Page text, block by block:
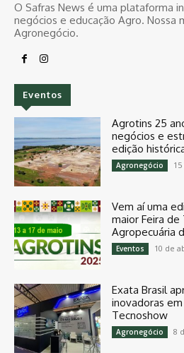
O Safras News é uma plataforma
negócios e educação Agro. Nossa
Agronegócio.
Eventos
Agrotins 25
negócios e
edição
Agronegócio
Vem aí uma
maior Feira
Agropecuária
Eventos 10 de
Exata Brasil
inovadoras
Tecnoshow
Agronegócio 8